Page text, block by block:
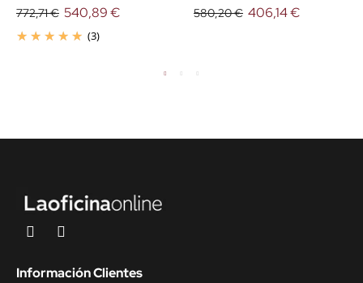
con puertas
772,71 €
(3)
540,89 €
mediano con puertas
580,20 € 406,14 €
Información Clientes